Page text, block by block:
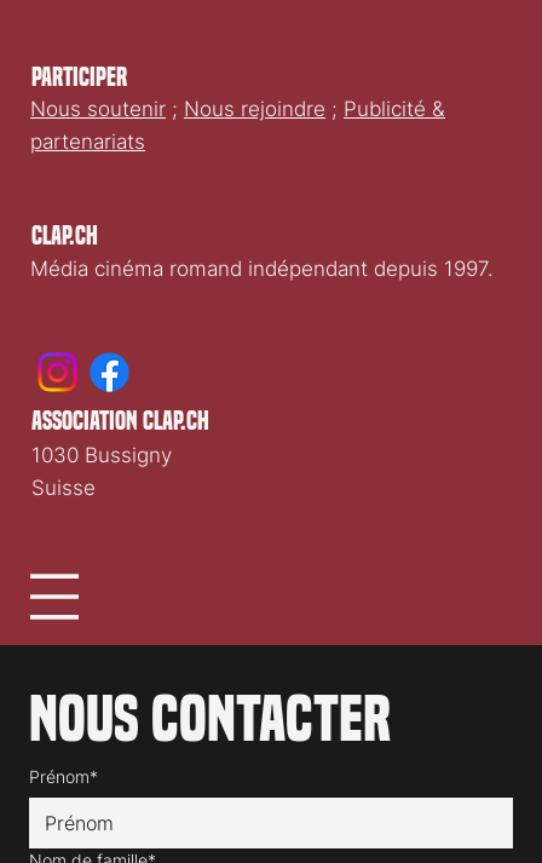
Clap.ch
Média cinéma romand indépendant depuis 1997.
Participer
Nous soutenir ; Nous rejoindre ; Publicité &
partenariats
Nous contacter
Prénom*
association clap.ch
1030 Bussigny
Suisse